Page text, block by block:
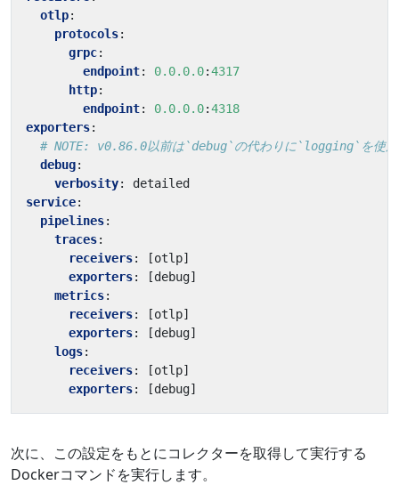
otlp:
protocols:
grpc:
endpoint: 0.0.0.0:4317
http:
endpoint: 0.0.0.0:4318
exporters:
# NOTE: v0.86.0以前は`debug`の代わりに`logging`を使用
debug:
verbosity:
detailed
service:
pipelines:
traces:
receivers: [otlp]
exporters: [debug]
metrics:
receivers: [otlp]
exporters: [debug]
logs:
receivers: [otlp]
exporters: [debug]
次に、この設定をもとにコレクターを取得して実行する
Dockerコマンドを実行します。